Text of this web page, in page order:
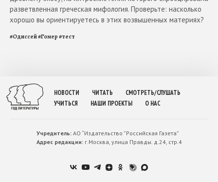
разветвленная греческая мифология. Проверьте: насколько
хорошо вы ориентируетесь в этих возвышенных материях?
#Одиссей#Гомер#тест
НОВОСТИ ЧИТАТЬ
СМОТРЕТЬ/СЛУШАТЬ
УЧИТЬСЯ
НАШИ ПРОЕКТЫ О НАС
Учредитель:АО “Издательство ”Российская Газета”
Адрес редакции:г.Москва, улица Правды. д.24, стр.4